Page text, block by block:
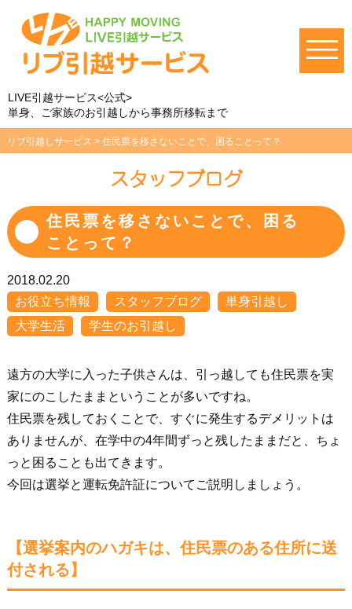
LIVE引越サービス<公式>
単身、ご家族のお引越しから事務所移転まで
リブ引越しサービス > 住民票を移さないことで、困ることって？
スタッフブログ
住民票を移さないことで、困る
ことって？
2018.02.20
お役立ち情報
スタッフブログ
単身引越し
大学生活
学生のお引越し
遠方の大学に入った子供さんは、引っ越しても住民票を実
家にのこしたままということが多いですね。
住民票を残しておくことで、すぐに発生するデメリットは
ありませんが、在学中の4年間ずっと残したままだと、ちょ
っと困ることも出てきます。
今回は選挙と運転免許証についてご説明しましょう。
【選挙案内のハガキは、住民票のある住所に送
付される】